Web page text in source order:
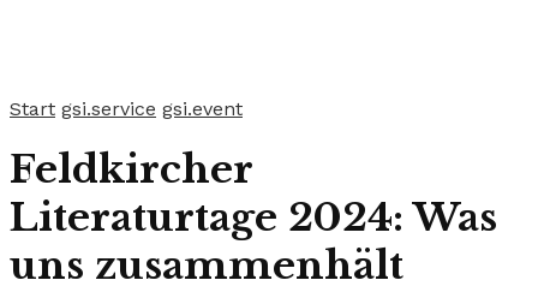
Start gsi.service gsi.event
Feldkircher
Literaturtage 2024: Was
uns zusammenhält